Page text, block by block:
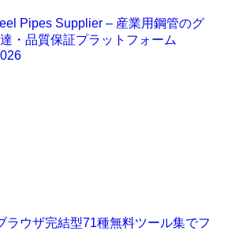
Pipes Supplier – 産業用鋼管のグ
・品質保証プラットフォーム
ラウザ完結型71種無料ツール集でフ